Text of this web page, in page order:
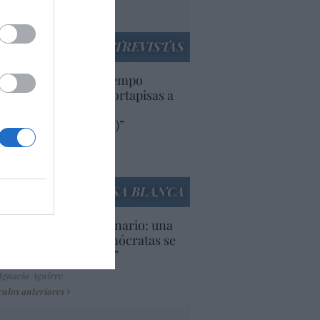
ENTREVISTAS
lleva mucho tiempo
aranceles y cortapisas a
(y europeas)”
Sánchez Arjona
LA CASA BLANCA
Inquietante escenario: una
parte de los demócratas se
como “socialista”
anteriores